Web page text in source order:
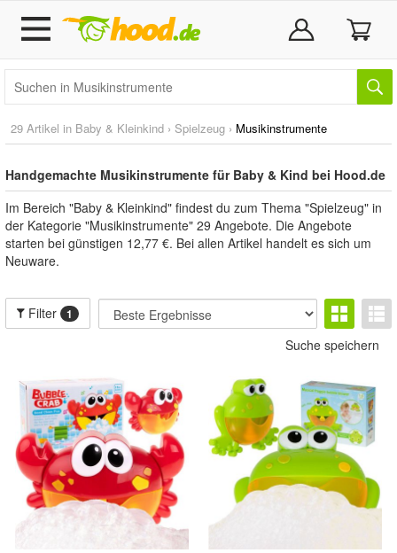
29 Artikel in Baby & Kleinkind › Spielzeug › Musikinstrumente
Handgemachte Musikinstrumente für Baby & Kind bei Hood.de
Im Bereich "Baby & Kleinkind" findest du zum Thema "Spielzeug" in
der Kategorie "Musikinstrumente" 29 Angebote. Die Angebote
starten bei günstigen 12,77 €. Bei allen Artikel handelt es sich um
Neuware.
Filter 1
Suche speichern